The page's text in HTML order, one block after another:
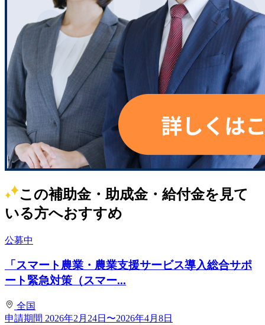
この補助金・助成金・給付金を見て
いる方へおすすめ
公募中
「スマート農業・農業支援サービス導入総合サポ
ート緊急対策（スマー...
全国
申請期間 2026年2月24日〜2026年4月8日